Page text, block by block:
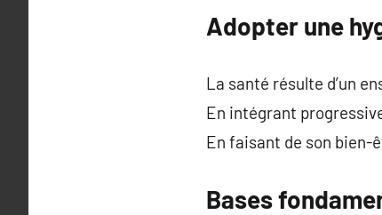
Adopter une
La santé résulte d’un
En intégrant
En faisant de son bien-
Bases